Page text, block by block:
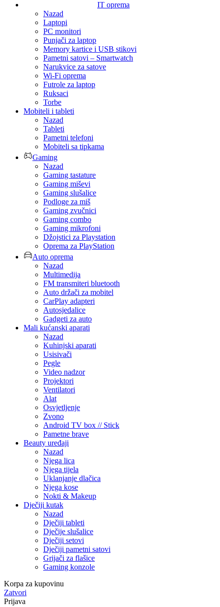
IT oprema
Nazad
Laptopi
PC monitori
Punjači za laptop
Memory kartice i USB stikovi
Pametni satovi – Smartwatch
Narukvice za satove
Wi-Fi oprema
Futrole za laptop
Ruksaci
Torbe
Mobiteli i tableti
Nazad
Tableti
Pametni telefoni
Mobiteli sa tipkama
Gaming
Nazad
Gaming tastature
Gaming miševi
Gaming slušalice
Podloge za miš
Gaming zvučnici
Gaming combo
Gaming mikrofoni
Džojstici za Playstation
Oprema za PlayStation
Auto oprema
Nazad
Multimedija
FM transmiteri bluetooth
Auto držači za mobitel
CarPlay adapteri
Autosjedalice
Gadgeti za auto
Mali kućanski aparati
Nazad
Kuhinjski aparati
Usisivači
Pegle
Video nadzor
Projektori
Ventilatori
Alat
Osvjetljenje
Zvono
Android TV box // Stick
Pametne brave
Beauty uređaji
Nazad
Njega lica
Njega tijela
Uklanjanje dlačica
Njega kose
Nokti & Makeup
Dječiji kutak
Nazad
Dječiji tableti
Dječije slušalice
Dječiji setovi
Dječiji pametni satovi
Grijači za flašice
Gaming konzole
Korpa za kupovinu
Zatvori
Prijava